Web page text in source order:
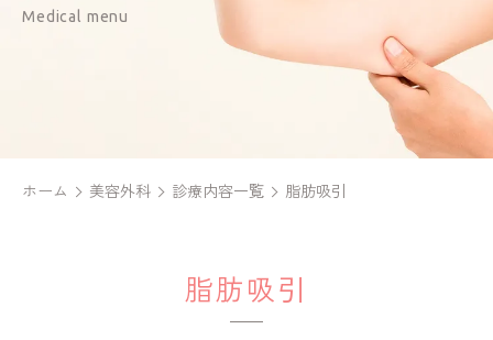
Medical menu
ホーム 美容外科 診療内容一覧 脂肪吸引
脂肪吸引